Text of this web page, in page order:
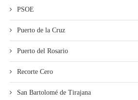
PSOE
Puerto de la Cruz
Puerto del Rosario
Recorte Cero
San Bartolomé de Tirajana